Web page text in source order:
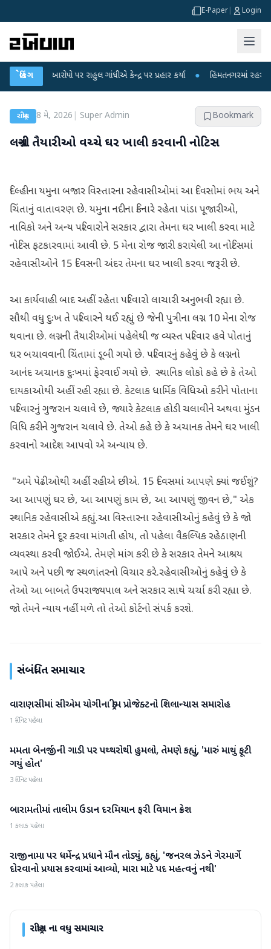
E-Paper Login
બ્રેકિંગ
આરોપો પર રાહુલ ગાંધીએ કેન્દ્ર પર પ્રહાર કર્યા ● હિંમતનગરમાં રહસ્યમય વાયરસ
રાષ્ટ્રીય 8 મે, 2026 Super Admin Bookmark
લગ્નની તૈયારીઓ વચ્ચે ઘર ખાલી કરવાની નોટિસ
દિલ્હીના યમુના બજાર વિસ્તારના રહેવાસીઓમાં આ દિવસોમાં ભય અને
ચિંતાનું વાતાવરણ છે. યમુના નદીના કિનારે રહેતા પાંડા પૂજારીઓ,
નાવિકો અને અન્ય પરિવારોને સરકાર દ્વારા તેમના ઘર ખાલી કરવા માટે
નોટિસ ફટકારવામાં આવી છે. 5 મેના રોજ જારી કરાયેલી આ નોટિસમાં
રહેવાસીઓને 15 દિવસની અંદર તેમના ઘર ખાલી કરવા જરૂરી છે.
આ કાર્યવાહી બાદ અહીં રહેતા પરિવારો લાચારી અનુભવી રહ્યા છે.
સૌથી વધુ દુઃખ તે પરિવારને થઈ રહ્યું છે જેની પુત્રીના લગ્ન 10 મેના રોજ
થવાના છે. લગ્નની તૈયારીઓમાં પહેલેથી જ વ્યસ્ત પરિવાર હવે પોતાનું
ઘર બચાવવાની ચિંતામાં ડૂબી ગયો છે. પરિવારનું કહેવું છે કે લગ્નનો
આનંદ અચાનક દુઃખમાં ફેરવાઈ ગયો છે. સ્થાનિક લોકો કહે છે કે તેઓ
દાયકાઓથી અહીં રહી રહ્યા છે. કેટલાક ધાર્મિક વિધિઓ કરીને પોતાના
પરિવારનું ગુજરાન ચલાવે છે, જ્યારે કેટલાક હોડી ચલાવીને અથવા મુંડન
વિધિ કરીને ગુજરાન ચલાવે છે. તેઓ કહે છે કે અચાનક તેમને ઘર ખાલી
કરવાનો આદેશ આપવો એ અન્યાય છે.
"અમે પેઢીઓથી અહીં રહીએ છીએ. 15 દિવસમાં આપણે ક્યાં જઈશું?
આ આપણું ઘર છે, આ આપણું કામ છે, આ આપણું જીવન છે," એક
સ્થાનિક રહેવાસીએ કહ્યું.આ વિસ્તારના રહેવાસીઓનું કહેવું છે કે જો
સરકાર તેમને દૂર કરવા માંગતી હોય, તો પહેલા વૈકલ્પિક રહેઠાણની
વ્યવસ્થા કરવી જોઈએ. તેમણે માંગ કરી છે કે સરકાર તેમને આશ્રય
આપે અને પછી જ સ્થળાંતરનો વિચાર કરે.રહેવાસીઓનું કહેવું છે કે
તેઓ આ બાબતે ઉપરાજ્યપાલ અને સરકાર સાથે ચર્ચા કરી રહ્યા છે.
જો તેમને ન્યાય નહીં મળે તો તેઓ કોર્ટનો સંપર્ક કરશે.
સંબંધિત સમાચાર
રાષ્ટ્રીય
વારાણસીમાં સીએમ યોગીના ડ્રીમ પ્રોજેક્ટનો શિલાન્યાસ સમારોહ
1 મિનિટ પહેલા
રાષ્ટ્રીય
મમતા બેનર્જીની ગાડી પર પથ્થરોથી હુમલો, તેમણે કહ્યું, 'મારું માથું ફૂટી
ગયું હોત'
3 મિનિટ પહેલા
રાષ્ટ્રીય
બારામતીમાં તાલીમ ઉડાન દરમિયાન ફરી વિમાન ક્રેશ
1 કલાક પહેલા
રાષ્ટ્રીય
રાજીનામા પર ધર્મેન્દ્ર પ્રધાને મૌન તોડ્યું, કહ્યું, 'જનરલ ઝેડને ગેરમાર્ગે
દોરવાનો પ્રયાસ કરવામાં આવ્યો, મારા માટે પદ મહત્વનું નથી'
2 કલાક પહેલા
રાષ્ટ્રીયના વધુ સમાચાર